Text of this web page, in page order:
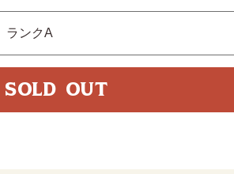
ランクA
SOLD OUT